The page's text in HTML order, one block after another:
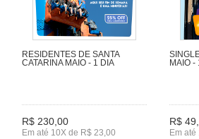
RESIDENTES DE SANTA
CATARINA MAIO - 1 DIA
R$ 230,00
Em até 10X de R$ 23,00
MAIO -
R$
Em